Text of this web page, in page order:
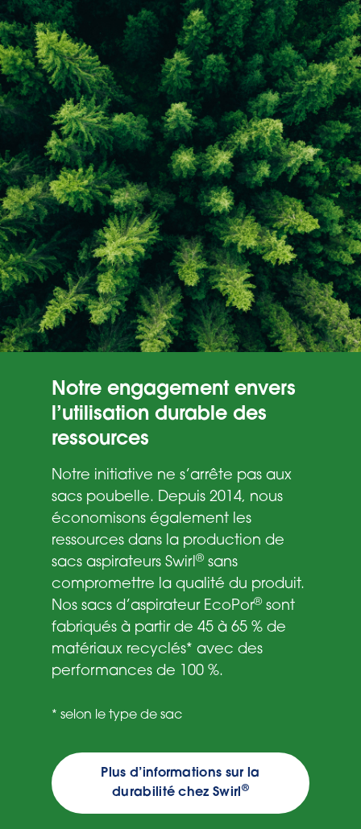
Notre engagement envers
l’utilisation durable des
ressources
Notre initiative ne s’arrête pas aux
sacs poubelle. Depuis 2014, nous
économisons également les
ressources dans la production de
sacs aspirateurs Swirl® sans
compromettre la qualité du produit.
Nos sacs d’aspirateur EcoPor® sont
fabriqués à partir de 45 à 65 % de
matériaux recyclés* avec des
performances de 100 %.
* selon le type de sac
Plus d’informations sur la
durabilité chez Swirl®